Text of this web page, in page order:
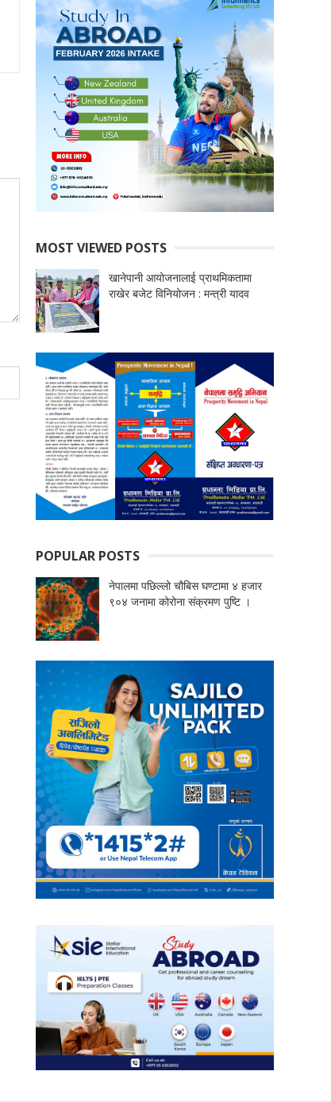
MOST VIEWED POSTS
खानेपानी आयोजनालाई प्राथमिकतामा
राखेर बजेट विनियोजन : मन्त्री यादव
POPULAR POSTS
नेपालमा पछिल्लो चौबिस घण्टामा ४ हजार
९०४ जनामा कोरोना संक्रमण पुष्टि ।